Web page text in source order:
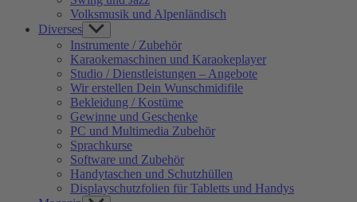
Volksmusik und Alpenländisch
Diverses Show
sub
menu
Instrumente / Zubehör
Karaokemaschinen und Karaokeplayer
Studio / Dienstleistungen – Angebote
Wir erstellen Dein Wunschmidifile
Bekleidung / Kostüme
Gewinne und Geschenke
PC und Multimedia Zubehör
Sprachkurse
Software und Zubehör
Handytaschen und Schutzhüllen
Displayschutzfolien für Tabletts und Handys